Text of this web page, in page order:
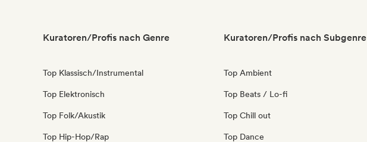
Kuratoren/Profis nach Genre
Top Klassisch/Instrumental
Top Elektronisch
Top Folk/Akustik
Top Hip-Hop/Rap
Kuratoren/Profis nach Subgenre
Top Ambient
Top Beats / Lo-fi
Top Chill out
Top Dance